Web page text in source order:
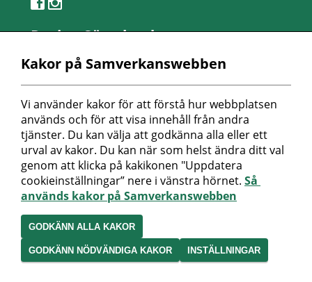
Region Sörmland
Kontaktcenter
Telefon: 0155-24 50 00
Besöksadress:
Länsmansvägen 6
Nyköpings lasarett
Postadress:
Repslagaregatan 19
611 88 Nyköping
Peppol-id: 0007: 2321000032
Organisationsnummer:
232100-0032
Kakor på Samverkanswebben
Vi använder kakor för att förstå hur webbplatsen
används och för att visa innehåll från andra
tjänster. Du kan välja att godkänna alla eller ett
urval av kakor. Du kan när som helst ändra ditt val
genom att klicka på kakikonen "Uppdatera
cookieinställningar” nere i vänstra hörnet. Så
används kakor på Samverkanswebben
GODKÄNN ALLA KAKOR
GODKÄNN NÖDVÄNDIGA KAKOR INSTÄLLNINGAR